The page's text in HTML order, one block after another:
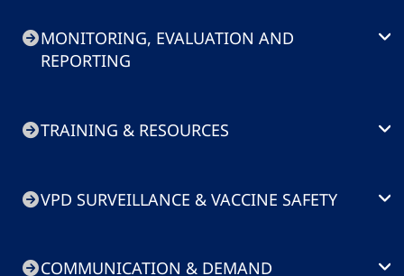
MONITORING, EVALUATION AND
REPORTING
TRAINING & RESOURCES
VPD SURVEILLANCE & VACCINE SAFETY
COMMUNICATION & DEMAND